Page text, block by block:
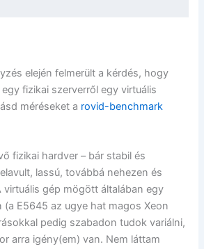
elején felmerült a kérdés, hogy
fizikai szerverről egy virtuális
méréseket a rovid-benchmark
fizikai hardver – bár stabil és
lassú, továbbá nehezen és
gép mögött általában egy
(a E5645 az ugye hat magos Xeon
pedig szabadon tudok variálni,
arra igény(em) van. Nem láttam